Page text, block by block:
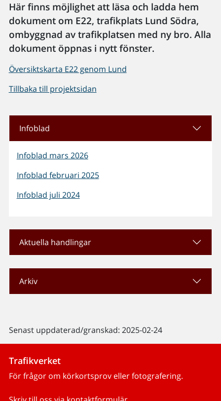
Här finns möjlighet att läsa och ladda hem
dokument om E22, trafikplats Lund Södra,
ombyggnad av trafikplatsen med ny bro. Alla
dokument öppnas i nytt fönster.
Översiktskarta E22 genom Lund
Tillbaka till projektsidan
Infoblad
Infoblad mars 2026
Infoblad februari 2025
Infoblad juli 2024
Aktuella handlingar
Arkiv
Senast uppdaterad/granskad: 2025-02-24
Trafikverket
För frågor om körkortsprov eller fotografering.